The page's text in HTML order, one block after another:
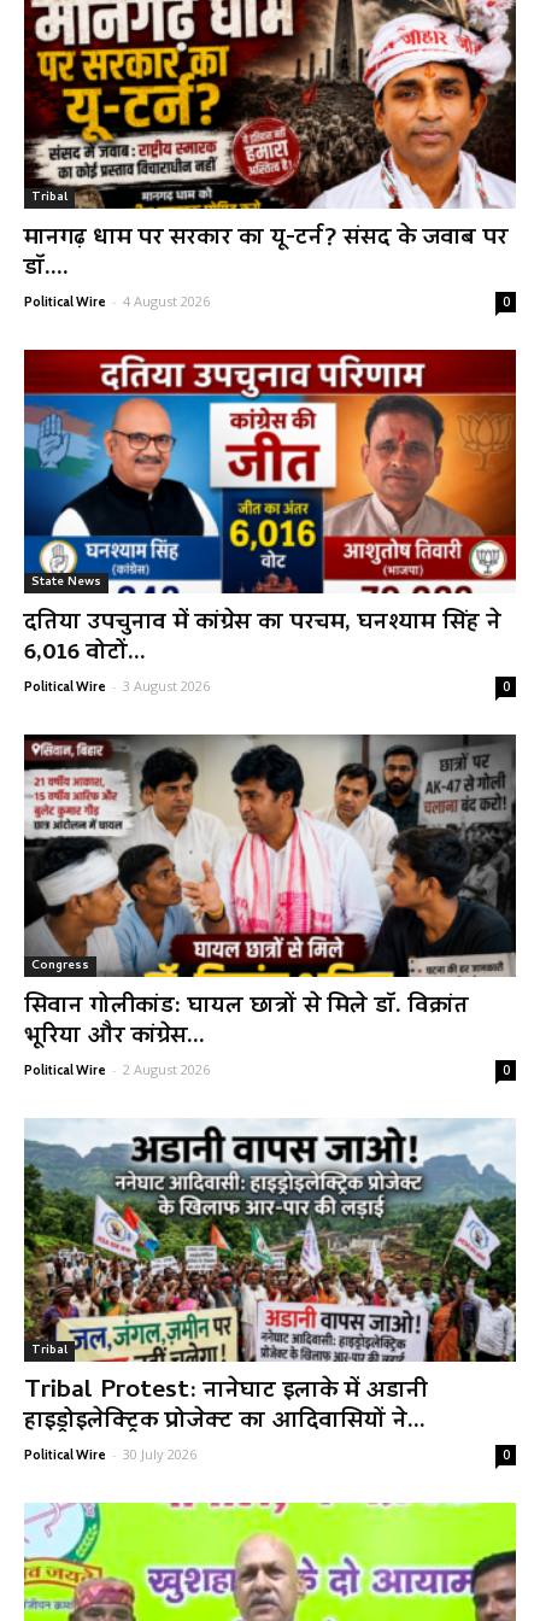
Tribal
मानगढ़ धाम पर सरकार का यू-टर्न? संसद के जवाब पर
डॉ....
Political Wire - 4 August 2026 0
State News
दतिया उपचुनाव में कांग्रेस का परचम, घनश्याम सिंह ने
6,016 वोटों...
Political Wire - 3 August 2026 0
Congress
सिवान गोलीकांड: घायल छात्रों से मिले डॉ. विक्रांत
भूरिया और कांग्रेस...
Political Wire - 2 August 2026 0
Tribal
Tribal Protest: नानेघाट इलाके में अडानी
हाइड्रोइलेक्ट्रिक प्रोजेक्ट का आदिवासियों ने...
Political Wire - 30 July 2026 0